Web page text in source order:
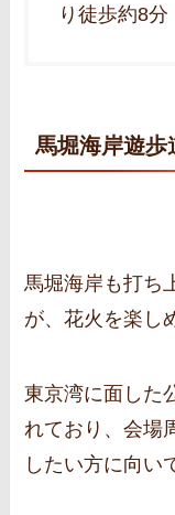
り徒歩約8分
馬堀海岸遊歩
馬堀海岸も打ち
が、花火を楽し
東京湾に面した
れており、会場
したい方に向い